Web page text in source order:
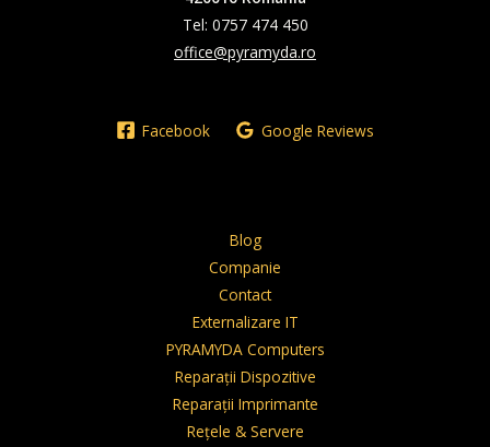
Tel: 0757 474 450
office@pyramyda.ro
Facebook Google Reviews
Blog
Companie
Contact
Externalizare IT
PYRAMYDA Computers
Reparații Dispozitive
Reparații Imprimante
Rețele & Servere